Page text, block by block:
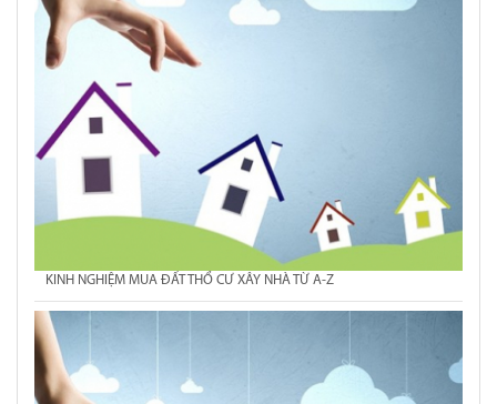
KINH NGHIỆM MUA ĐẤT THỔ CƯ XÂY NHÀ TỪ A-Z